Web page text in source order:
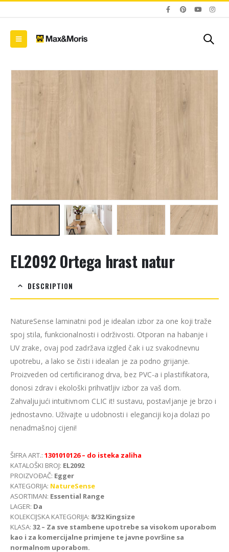
EL2092 Ortega hrast natur
DESCRIPTION
NatureSense laminatni pod je idealan izbor za one koji traže
spoj stila, funkcionalnosti i održivosti. Otporan na habanje i
UV zrake, ovaj pod zadržava izgled čak i uz svakodnevnu
upotrebu, a lako se čisti i idealan je za podno grijanje.
Proizveden od certificiranog drva, bez PVC-a i plastifikatora,
donosi zdrav i ekološki prihvatljiv izbor za vaš dom.
Zahvaljujući intuitivnom CLIC it! sustavu, postavljanje je brzo i
jednostavno. Uživajte u udobnosti i eleganciji koja dolazi po
nenadmašnoj cijeni!
ŠIFRA ART.: 1301010126 – do isteka zaliha
KATALOŠKI BROJ: EL2092
PROIZVOĐAČ: Egger
KATEGORIJA: NatureSense
ASORTIMAN: Essential Range
LAGER: Da
KOLEKCIJSKA KATEGORIJA: 8/32 Kingsize
KLASA: 32 – Za sve stambene upotrebe sa visokom uporabom
kao i za komercijalne primjene te javne površine sa
normalnom uporabom.